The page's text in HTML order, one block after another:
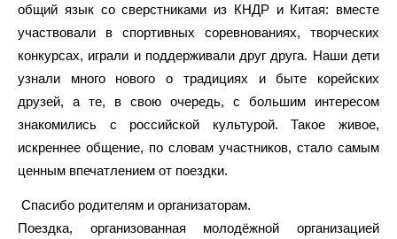
общий язык со сверстниками из КНДР и Китая: вместе
участвовали в спортивных соревнованиях, творческих
конкурсах, играли и поддерживали друг друга. Наши дети
узнали много нового о традициях и быте корейских
друзей, а те, в свою очередь, с большим интересом
знакомились с российской культурой. Такое живое,
искреннее общение, по словам участников, стало самым
ценным впечатлением от поездки.
Спасибо родителям и организаторам.
Поездка, организованная молодёжной организацией